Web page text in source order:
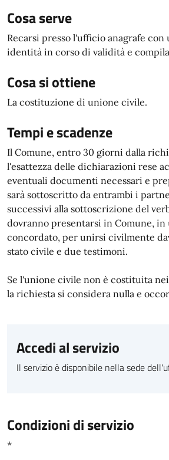
Cosa serve
Recarsi presso l'ufficio anagrafe
identità in corso di validità e
Cosa si ottiene
La costituzione di unione civile.
Tempi e scadenze
Il Comune, entro 30 giorni dalla
l'esattezza delle dichiarazioni rese
eventuali documenti necessari e
sarà sottoscritto da entrambi i
successivi alla sottoscrizione del
dovranno presentarsi in Comune,
concordato, per unirsi civilmente
stato civile e due testimoni.
Se l'unione civile non è costituita
la richiesta si considera nulla e
Accedi al servizio
Il servizio è disponibile nella sede
Condizioni di servizio
*